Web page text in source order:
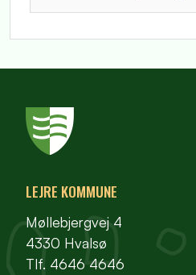
LEJRE KOMMUNE
Møllebjergvej 4
4330 Hvalsø
Tlf. 4646 4646